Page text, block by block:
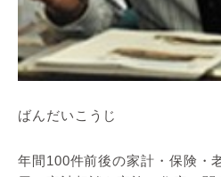
ばんだいこうじ
年間100件前後の家計・保険・